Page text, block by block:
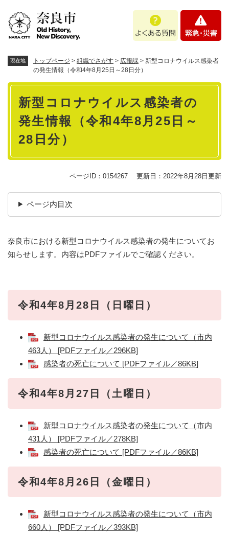
あ
問
・
現在地 トップページ > 組織でさがす > 広報課 > 新型コロナウイルス感染者
の発生情報（令和4年8月25日～28日分）
本
新型コロナウイルス感染者の
発生情報（令和4年8月25日～
28日分）
ページID：0154267 更新日：2022年8月28日更新
ページ内目次
奈良市における新型コロナウイルス感染者の発生についてお
知らせします。内容はPDFファイルでご確認ください。
令和4年8月28日（日曜日）
新型コロナウイルス感染者の発生について（市内
463人） [PDFファイル／296KB]
感染者の死亡について [PDFファイル／86KB]
令和4年8月27日（土曜日）
新型コロナウイルス感染者の発生について（市内
431人） [PDFファイル／278KB]
感染者の死亡について [PDFファイル／86KB]
令和4年8月26日（金曜日）
新型コロナウイルス感染者の発生について（市内
660人） [PDFファイル／393KB]